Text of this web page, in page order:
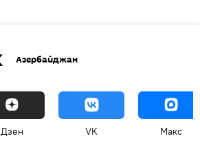
Азербайджан
Дзен VK Макс